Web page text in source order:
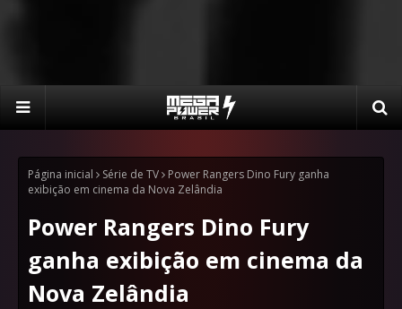
Página inicial Série de TV
Power Rangers Dino Fury ganha
exibição em cinema da Nova Zelândia
Power Rangers Dino Fury
ganha exibição em cinema da
Nova Zelândia